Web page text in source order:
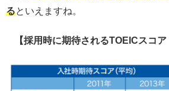
るといえますね。
【採用時に期待されるTOEICスコア